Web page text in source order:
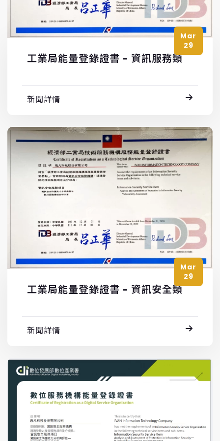
Mar
29
工業局能量登錄證書 - 資訊服務類
新聞詳情
Mar
29
工業局能量登錄證書 - 資訊安全類
新聞詳情